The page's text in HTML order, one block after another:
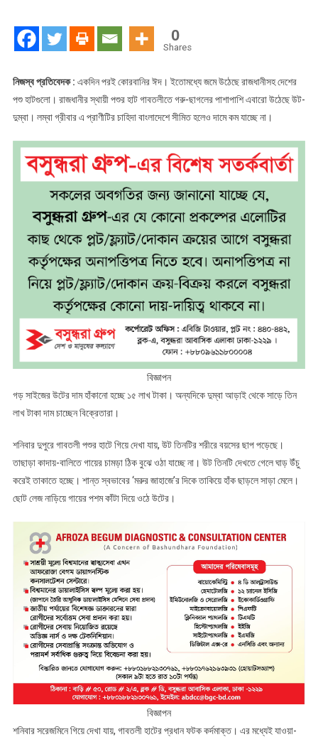
তিন
0
Shares
নিজস্ব প্রতিবেদক : একদিন পরই কোরবানির ঈদ। ইতোমধ্যে জমে উঠেছে রাজধানীসহ দেশের
পশু হাটগুলো। রাজধানীর স্থায়ী পশুর হাট গাবতলীতে গরু-ছাগলের পাশাপাশি এবারো উঠেছে উট-
দুম্বা। লম্বা গ্রীবার এ প্রাণীটির চাহিদা বাংলাদেশে সীমিত হলেও দামে কম যাচ্ছে না।
বিজ্ঞাপন
গড় সাইজের উটের দাম হাঁকানো হচ্ছে ১৫ লাখ টাকা। অন্যদিকে দুম্বা আড়াই থেকে সাড়ে তিন
লাখ টাকা দাম চাচ্ছেন বিক্রেতারা।
শনিবার দুপুরে গাবতলী পশুর হাটে গিয়ে দেখা যায়, উট তিনটির শরীরে বয়সের ছাপ পড়েছে।
তাছাড়া কাদায়-বালিতে গায়ের চামড়া ঠিক বুঝে ওঠা যাচ্ছে না। উট তিনটি দেখতে গেলে ঘাড় উঁচু
করেই তাকাতে হচ্ছে। শান্ত স্বভাবের ‘মরুর জাহাজে’র দিকে তাকিয়ে হাঁক ছাড়লে সাড়া মেলে।
ছোট লেজ নাড়িয়ে গায়ের পশম কাঁটা দিয়ে ওঠে উটের।
বিজ্ঞাপন
শনিবার সরেজমিনে গিয়ে দেখা যায়, গাবতলী হাটের প্রধান ফটক কর্দমাক্ত। এর মধ্যেই যাওয়া-